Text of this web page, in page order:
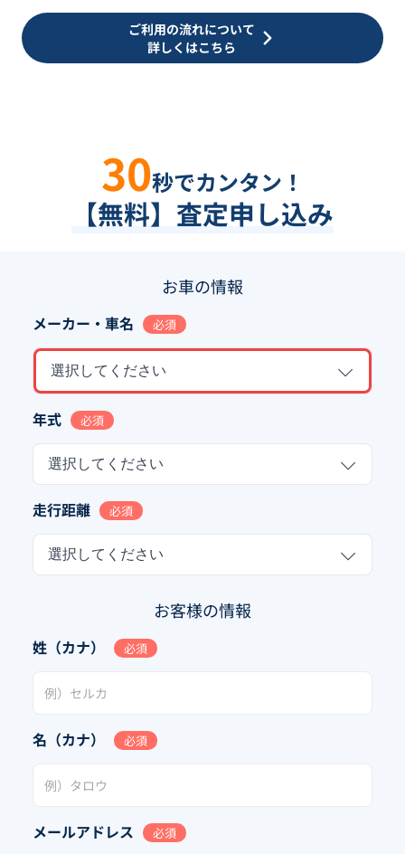
ご利用の流れについて
詳しくはこちら
30秒でカンタン！
【無料】査定申し込み
お車の情報
メーカー・車名 必須
選択してください
年式 必須
選択してください
走行距離 必須
選択してください
お客様の情報
姓（カナ） 必須
名（カナ） 必須
メールアドレス 必須